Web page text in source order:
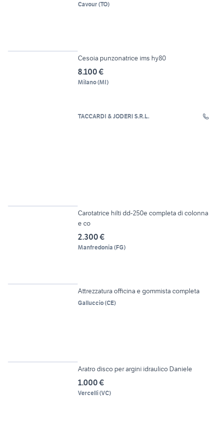
Cavour(TO)
Cesoia punzonatrice ims hy80
8.100 €
Milano(MI)
TACCARDI & JODERI S.R.L.
Carotatrice hilti dd-250e completa di colonna
e co
2.300 €
Manfredonia (FG)
Attrezzatura officina e gommista completa
Galluccio(CE)
Aratro disco per argini idraulico Daniele
1.000 €
Vercelli(VC)